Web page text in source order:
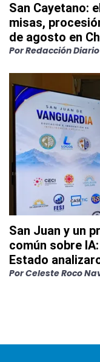
San Cayetano:
misas,
de agosto en
PorRedacción
San Juan y un
común sobre
Estado
PorCeleste Roco